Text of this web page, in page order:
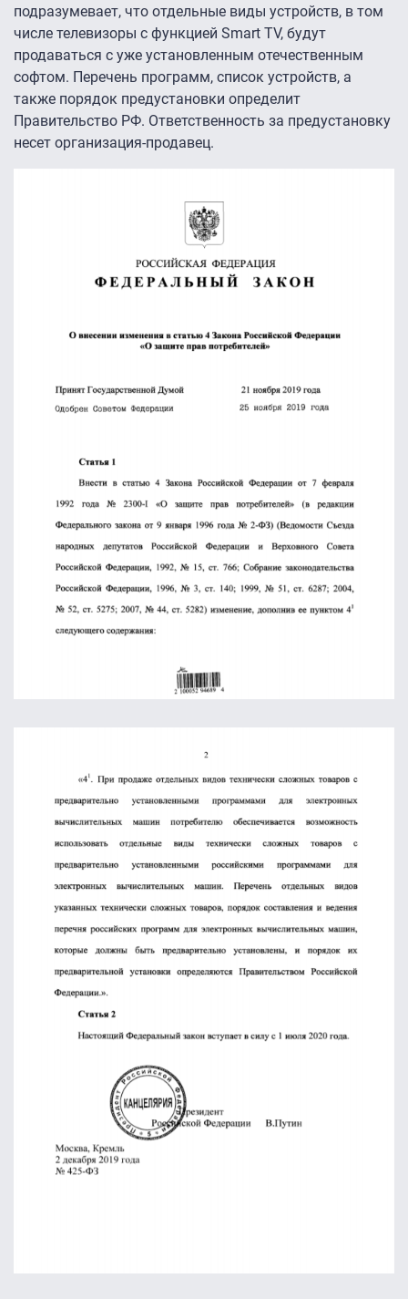
подразумевает, что отдельные виды устройств, в том
числе телевизоры с функцией Smart TV, будут
продаваться с уже установленным отечественным
софтом. Перечень программ, список устройств, а
также порядок предустановки определит
Правительство РФ. Ответственность за предустановку
несет организация-продавец.